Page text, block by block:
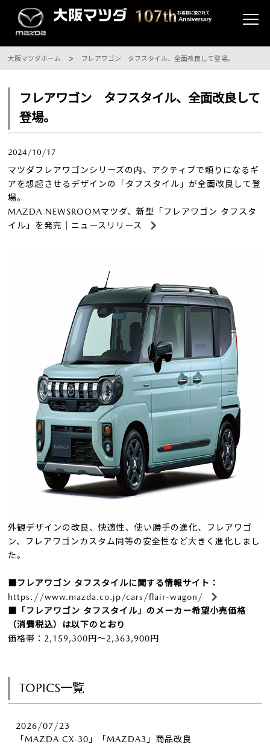
大阪マツダホーム フレアワゴン タフスタイル、全面改良して登場。
フレアワゴン タフスタイル、全面改良して
登場。
2024/10/17
マツダフレアワゴンシリーズの内、アクティブで頼りになるギ
アを想起させるデザインの「タフスタイル」が全面改良して登
場。
MAZDA NEWSROOMマツダ、新型「フレアワゴン タフスタ
イル」を発売｜ニュースリリース
外観デザインの改良、快適性、使い勝手の進化、フレアワゴ
ン、フレアワゴンカスタム同等の安全性など大きく進化しまし
た。
■フレアワゴン タフスタイルに関する情報サイト：
https://www.mazda.co.jp/cars/flair-wagon/
■「フレアワゴン タフスタイル」のメーカー希望小売価格
（消費税込）は以下のとおり
価格帯：2,159,300円～2,363,900円
TOPICS一覧
2026/07/23
「MAZDA CX-30」「MAZDA3」商品改良